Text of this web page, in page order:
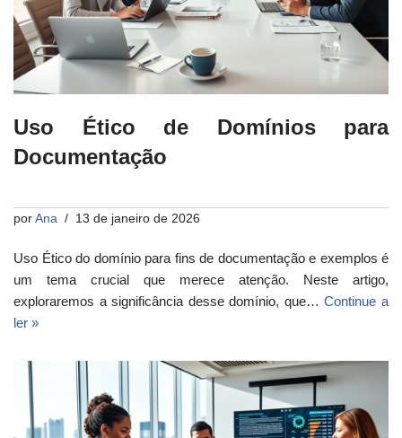
Uso Ético de Domínios para
Documentação
por Ana 13 de janeiro de 2026
Uso Ético do domínio para fins de documentação e exemplos é
um tema crucial que merece atenção. Neste artigo,
exploraremos a significância desse domínio, que…Continue a
ler »